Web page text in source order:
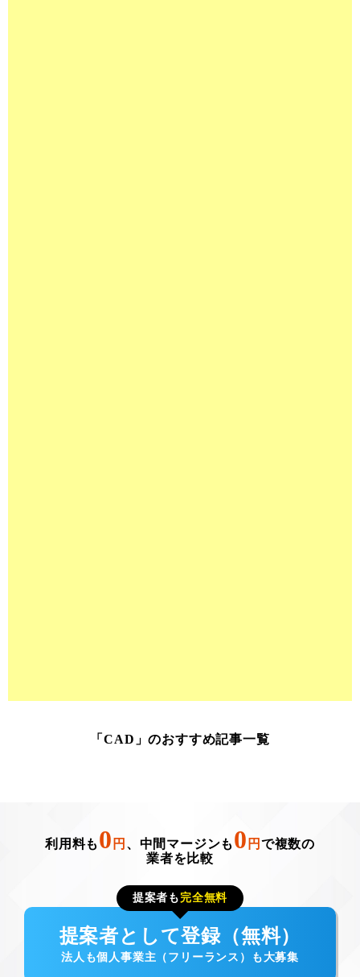
「CAD」のおすすめ記事一覧
利用料も 0 円 、中間マージンも 0 円 で複数の
業者を比較
提案者も 完全無料
提案者として登録（無料）
法人も個人事業主（フリーランス）も大募集